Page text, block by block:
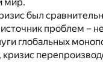
был
проблем –
глобальных